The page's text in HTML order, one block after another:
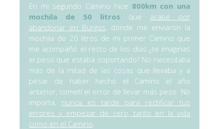
En mi segundo Camino hice 800km con una
mochila de 50 litros que acabé por
abandonar en Burgos , donde me enviaron la
mochila de 20 litros de mi primer Camino que
me acompañó el resto de los días ¿te imaginas
el peso que estaba soportando? No necesitaba
más de la mitad de las cosas que llevaba y a
pesar de haber hecho el Camino el año
anterior, cometí el error de llevar más peso. No
importa, nunca es tarde para rectificar tus
errores y empezar de cero, tanto en la vida
como en el Camino